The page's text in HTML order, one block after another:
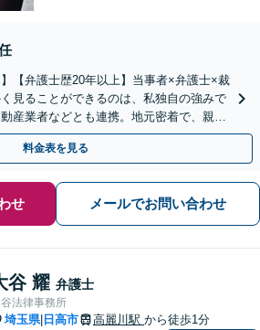
】【弁護士歴20年以上】当事者×弁護士×裁
見ることができるのは、私独自の強みで
産業者などとも連携。地元密着で、親切
す【所沢駅6分】
料金表を見る
せ メールでお問い合わせ
谷 耀 弁護士
法律事務所
埼玉県| 日高市 高麗川駅 から徒歩1分